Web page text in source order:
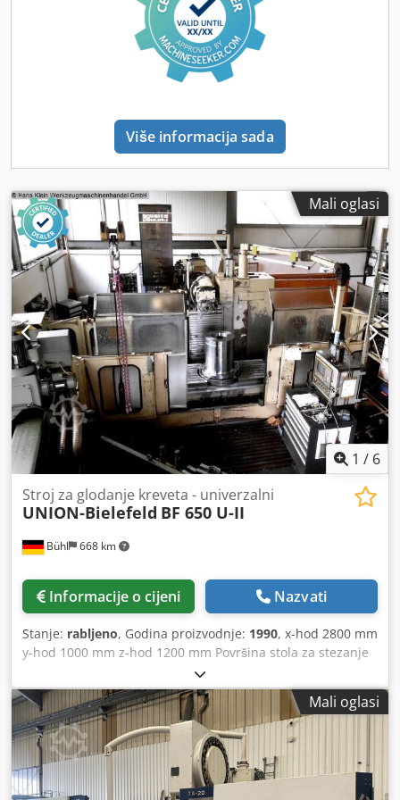
(rotirajući stol) Uređaj za rashladno sredstvo i transporter
Više informacija sada
Mali oglasi
1 / 6
Bühl 668 km
Stroj za glodanje kreveta - univerzalni
UNION-Bielefeld BF 650 U-II
Informacije o cijeni Nazvati
Stanje: rabljeno, Godina proizvodnje: 1990, x-hod 2800 mm
y-hod 1000 mm z-hod 1200 mm Površina stola za stezanje
2000 x 800 mm Promjer rotacijskog stola 800 mm Glavno
vreteno SK 50 Brzine vretena - bezstupanjske 50 - 2000
o/min Moment vretena 3000 Nm Motor vretena 30 kW
Pomaci - uzdužno/poprečno/okomito 2 - 2000 mm/min Brzi
pomaci - uzdužno/poprečno/okomito 7 m/min Upravljanje
SIEMENS Upravljanje SINUMERIK 850 M Broj mjesta za alat
u magazinu 56 Promjer alata kod punog magazina 114 mm
Mali oglasi